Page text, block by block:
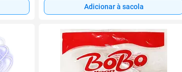
Adicionar à sacola